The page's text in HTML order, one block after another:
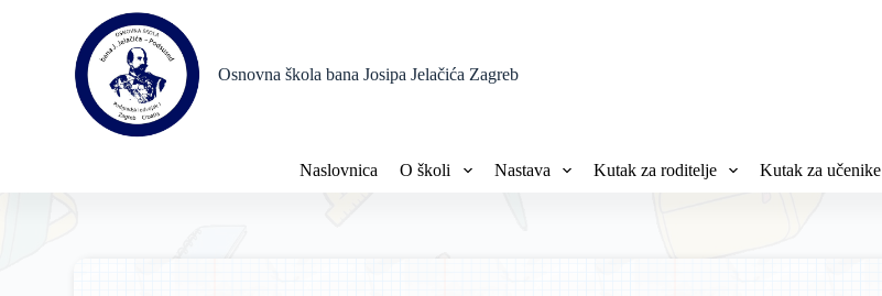
Osnovna škola bana Josipa Jelačića Zagreb
Naslovnica O školi Nastava Kutak za roditelje Kutak za učenike